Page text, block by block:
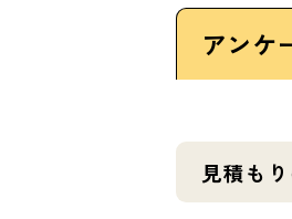
アンケ
見積も